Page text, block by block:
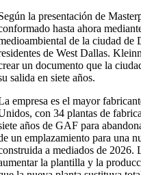
la presentación de
hasta ahora
de la ciudad de
de West Dallas.
un documento que la
salida en siete años.
empresa es el mayor
con 34 plantas de
años de GAF para
un emplazamiento para una
a mediados de 2026.
la plantilla y la